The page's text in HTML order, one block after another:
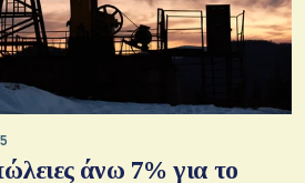
άνω 7% για το